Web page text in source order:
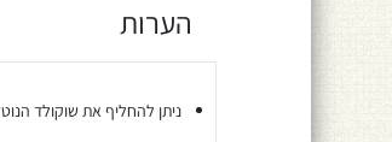
הערות
ניתן להחליף את שוקולד